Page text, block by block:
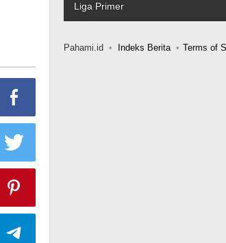
Liga Primer
Pahami.id Indeks Berita Terms of